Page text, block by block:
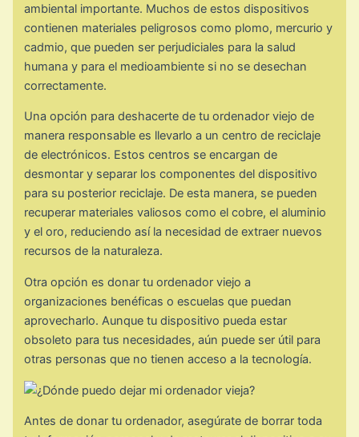
ambiental importante. Muchos de estos dispositivos
contienen materiales peligrosos como plomo, mercurio y
cadmio, que pueden ser perjudiciales para la salud
humana y para el medioambiente si no se desechan
correctamente.
Una opción para deshacerte de tu ordenador viejo de
manera responsable es llevarlo a un centro de reciclaje
de electrónicos. Estos centros se encargan de
desmontar y separar los componentes del dispositivo
para su posterior reciclaje. De esta manera, se pueden
recuperar materiales valiosos como el cobre, el aluminio
y el oro, reduciendo así la necesidad de extraer nuevos
recursos de la naturaleza.
Otra opción es donar tu ordenador viejo a
organizaciones benéficas o escuelas que puedan
aprovecharlo. Aunque tu dispositivo pueda estar
obsoleto para tus necesidades, aún puede ser útil para
otras personas que no tienen acceso a la tecnología.
Antes de donar tu ordenador, asegúrate de borrar toda